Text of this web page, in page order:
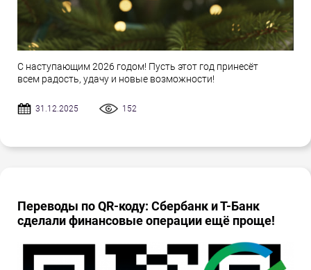
С наступающим 2026 годом! Пусть этот год принесёт
всем радость, удачу и новые возможности!
31.12.2025 152
Переводы по QR-коду: Сбербанк и Т-Банк
сделали финансовые операции ещё проще!